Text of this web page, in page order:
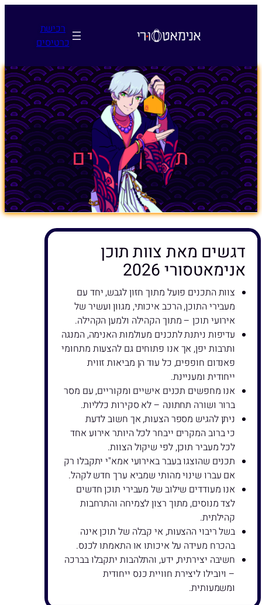
רכישת
כרטיסים
תקנון תכנים
דגשים מאת צוות תוכן
אנימאטסורי 2026
צוות התכנים פועל מתוך חזון לגבש, יחד עם
מעבירי התוכן, הרכב איכותי, מגוון ועשיר של
אירועי תוכן – מתוך הקהילה ולמען הקהילה.
עדיפות ניתנת לתכנים מעולמות האנימה, המנגה
ותרבות יפן, אך אנו פתוחים גם להצעות מתחומי
פאנדום חופפים, כל עוד הן מביאות זווית
ייחודית ומעניינת.
אנו מחפשים תכנים אישיים ומקוריים, עם מסר
ברור ושורה תחתונה – לא סקירות כלליות.
ניתן להגיש מספר הצעות, אך חשוב לדעת
כי ברוב המקרים ייבחר לכל היותר אירוע אחד
לכל מעביר תוכן, לפי שיקול הצוות.
תכנים שהוצגו בעבר באירועי אמא"י יתקבלו רק
אם עברו שינוי מהותי שמביא ערך חדש לקהל.
אנו מעודדים שילוב של מעבירי תוכן חדשים
לצד מנוסים, מתוך רצון לצמיחה והתרחבות
קהילתית.
בשל ריבוי ההצעות, אי קבלה של תוכן אינה
בהכרח מעידה על איכותו או התאמתו לכנס.
חשיבה יצירתית, ידע, והתלהבות יתקבלו בברכה
– ויובילו ליצירת חוויית כנס ייחודית
ומשמעותית.